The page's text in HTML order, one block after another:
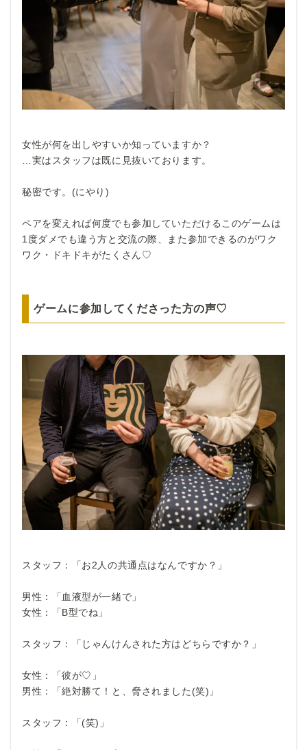
女性が何を出しやすいか知っていますか？
…実はスタッフは既に見抜いております。
秘密です。(にやり)
ペアを変えれば何度でも参加していただけるこのゲームは
1度ダメでも違う方と交流の際、また参加できるのがワク
ワク・ドキドキがたくさん♡
ゲームに参加してくださった方の声♡
スタッフ：「お2人の共通点はなんですか？」
男性：「血液型が一緒で」
女性：「B型でね」
スタッフ：「じゃんけんされた方はどちらですか？」
女性：「彼が♡」
男性：「絶対勝て！と、脅されました(笑)」
スタッフ：「(笑)」